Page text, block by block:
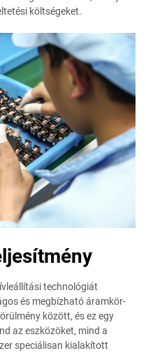
költségeket.
technológiát
és megbízható áramkör-
között, és ez egy
az eszközöket, mind a
speciálisan kialakított